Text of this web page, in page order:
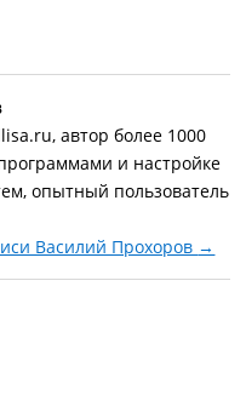
автор более 1000
и настройке
опытный пользователь
Василий Прохоров →